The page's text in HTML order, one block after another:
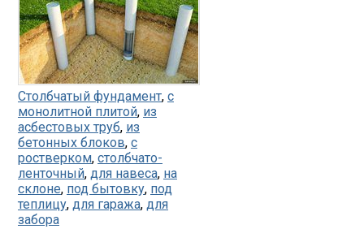
Столбчатый фундамент, с
монолитной плитой, из
асбестовых труб, из
бетонных блоков, с
ростверком, столбчато-
ленточный, для навеса, на
склоне, под бытовку, под
теплицу, для гаража, для
забора